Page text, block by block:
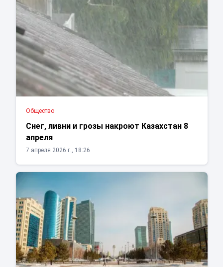
Общество
Снег, ливни и грозы накроют Казахстан 8
апреля
7 апреля 2026 г., 18:26